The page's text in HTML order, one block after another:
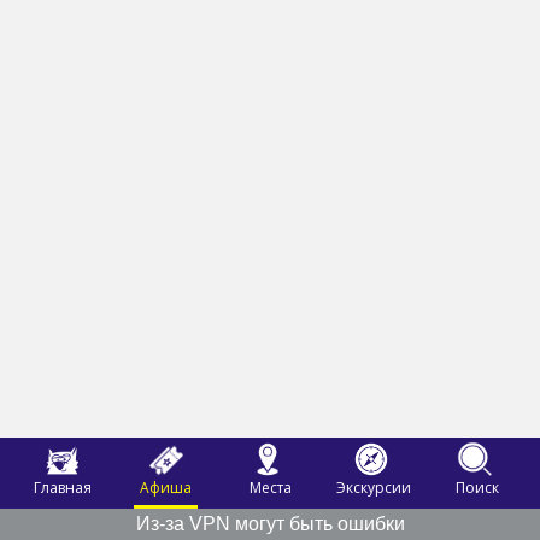
Главная Афиша Места Экскурсии
Поиск
Из-за VPN могут быть ошибки